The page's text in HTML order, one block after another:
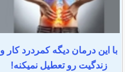
با این درمان دیگه کمردرد کار و
زندگیت رو تعطیل نمیکنه!